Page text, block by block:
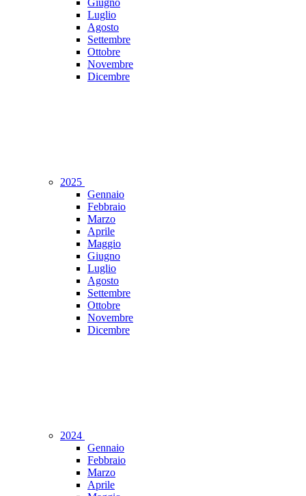
Giugno
Luglio
Agosto
Settembre
Ottobre
Novembre
Dicembre
2025
Gennaio
Febbraio
Marzo
Aprile
Maggio
Giugno
Luglio
Agosto
Settembre
Ottobre
Novembre
Dicembre
2024
Gennaio
Febbraio
Marzo
Aprile